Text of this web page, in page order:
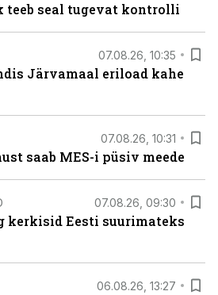
seal tugevat kontrolli
07.08.26, 10:35
Järvamaal eriload kahe
07.08.26, 10:31
saab MES-i püsiv meede
07.08.26, 09:30
kerkisid Eesti suurimateks
06.08.26, 13:27